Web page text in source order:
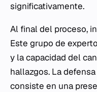
significativamente.
Al final del proceso,
Este grupo de
y la capacidad del
hallazgos. La
consiste en una